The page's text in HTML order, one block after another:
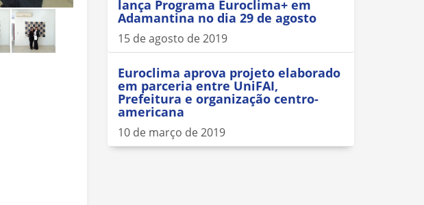
lança Programa Euroclima+ em
Adamantina no dia 29 de agosto
15 de agosto de 2019
Euroclima aprova projeto elaborado
em parceria entre UniFAI,
Prefeitura e organização centro-
americana
10 de março de 2019